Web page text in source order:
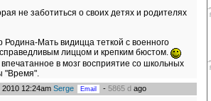
не заботиться о своих детях и родителях
Родина-Мать видицца теткой с военного
лиццом и крепким бюстом.
в мозг восприятие со школьных
"Время".
12:24am Serge - 5865 d ago